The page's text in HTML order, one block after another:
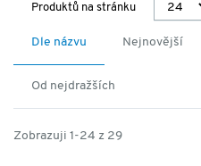
Produktů na stránku
Dle názvu Nejnovější
Od nejdražších
Zobrazuji 1-24 z 29